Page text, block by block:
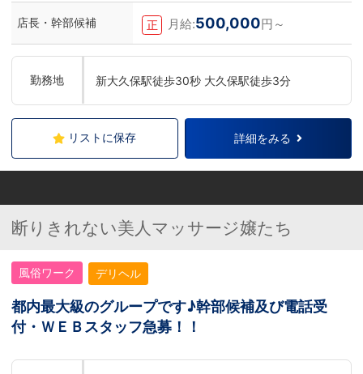
店長・幹部候補 正 月給:500,000円～
勤務地 新大久保駅徒歩30秒 大久保駅徒歩3分
リストに保存 詳細をみる
断りきれない美人マッサージ嬢たち
風俗ワーク デリヘル
都内最大級のグループです♪幹部候補及び電話受
付・ＷＥＢスタッフ急募！！